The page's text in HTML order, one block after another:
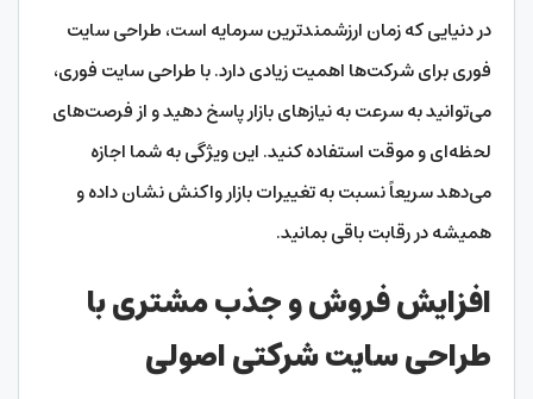
در دنیایی که زمان ارزشمندترین سرمایه است، طراحی سایت
فوری برای شرکت‌ها اهمیت زیادی دارد. با طراحی سایت فوری،
می‌توانید به سرعت به نیازهای بازار پاسخ دهید و از فرصت‌های
لحظه‌ای و موقت استفاده کنید. این ویژگی به شما اجازه
می‌دهد سریعاً نسبت به تغییرات بازار واکنش نشان داده و
همیشه در رقابت باقی بمانید.
افزایش فروش و جذب مشتری با
طراحی سایت شرکتی اصولی